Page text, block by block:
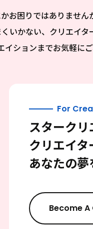
お困りではありません
いかない、クリエイタ
ションまでお気軽にご
For
スターク
クリエイタ
あなたの夢
Become